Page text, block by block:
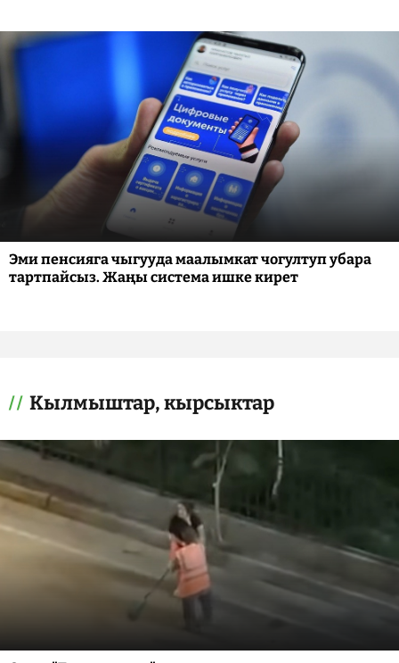
Эми пенсияга чыгууда маалымкат чогултуп убара
тартпайсыз. Жаңы система ишке кирет
Кылмыштар, кырсыктар